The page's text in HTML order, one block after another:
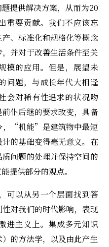
提供解决方案，从而为20
重要贡献。我们不应该忘
、标准化和规格化等概念
并对于改善生活条件至关
模的应用。但是，展望未
问题，与成长年代大相迳
会对稀有性追求的状况吻
仆后继的要求改变，具备
，“机能”是建筑物中最短
的基础变得毫无意义。在
问题的处理并保持空间的
提供部分的观点。
可以从另一个层面找到答
对我们的时代影响，表现
进主义上。集成多元知识
）的方法学，以及由此产生